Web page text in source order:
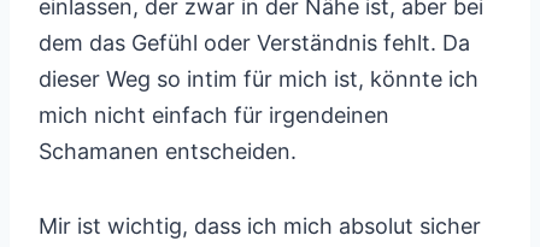
einlassen, der zwar in der Nähe ist, aber bei
dem das Gefühl oder Verständnis fehlt. Da
dieser Weg so intim für mich ist, könnte ich
mich nicht einfach für irgendeinen
Schamanen entscheiden.
Mir ist wichtig, dass ich mich absolut sicher